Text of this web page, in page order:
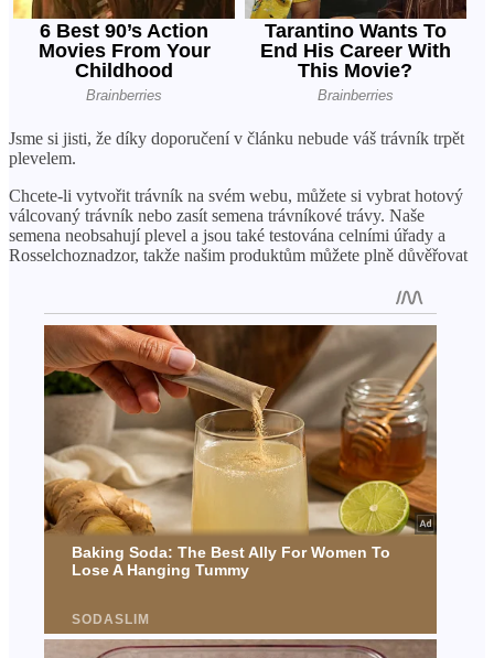
Jsme si jisti, že díky doporučení v článku nebude váš trávník trpět
plevelem.
Chcete-li vytvořit trávník na svém webu, můžete si vybrat hotový
válcovaný trávník nebo zasít semena trávníkové trávy. Naše
semena neobsahují plevel a jsou také testována celními úřady a
Rosselchoznadzor, takže našim produktům můžete plně důvěřovat